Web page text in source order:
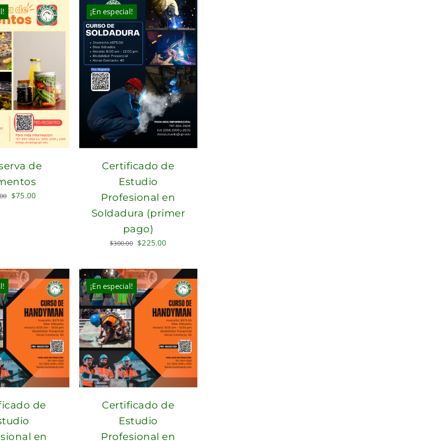
de
Original
$75.00
¡En especial!
Certificado de
Estudio
Profesional en
Soldadura (primer
pago)
$300.00 Original
was:
$300.00.
$225.00
is:
$225.00.
de
en
¡En especial!
Certificado de
Estudio
Profesional en